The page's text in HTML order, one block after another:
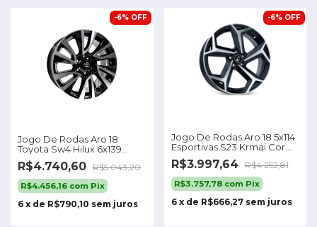
Jogo De Rodas Aro 18
Toyota Sw4 Hilux 6x139
Krmai S32 Cor Preto
Diamantado 6x139
-6% OFF
R$4.740,60 R$5.043,20
R$4.456,16 com Pix
6 x de R$790,10 sem juros
Jogo De Rodas Aro 18 5x114
Esportivas S23 Krmai Cor
Preta Diamantada
-6% OFF
R$3.997,64 R$4.252,81
R$3.757,78 com Pix
6 x de R$666,27 sem juros